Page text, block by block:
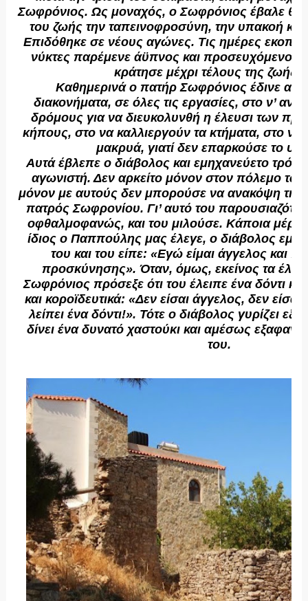
Σωφρόνιος. Ως μοναχός, ο Σωφρόνιος έβαλε
του ζωής την ταπεινοφροσύνη, την υπακοή και
Επιδόθηκε σε νέους αγώνες. Τις ημέρες
νύκτες παρέμενε άϋπνος και προσευχόμενος.
κράτησε μέχρι τέλους της ζωής
Καθημερινά ο πατήρ Σωφρόνιος έδινε
διακονήματα, σε όλες τις εργασίες, στο ν’
δρόμους για να διευκολυνθή η έλευσι των
κήπους, στο να καλλιεργούν τα κτήματα, στο
μακρυά, γιατί δεν επαρκούσε το
Αυτά έβλεπε ο διάβολος και εμηχανεύετο
αγωνιστή. Δεν αρκείτο μόνον στον πόλεμο
μόνον με αυτούς δεν μπορούσε να ανακόψη την
πατρός Σωφρονίου. Γι’ αυτό του
οφθαλμοφανώς, και του μιλούσε. Κάποια
ίδιος ο Παππούλης μας έλεγε, ο διάβολος
του και του είπε: «Εγώ είμαι άγγελος και
προσκύνησης». Όταν, όμως, εκείνος τα
Σωφρόνιος πρόσεξε ότι του έλειπε ένα δόντι
και κοροϊδευτικά: «Δεν είσαι άγγελος, δεν
λείπει ένα δόντι!». Τότε ο διάβολος γυρίζει
δίνει ένα δυνατό χαστούκι και αμέσως
του.